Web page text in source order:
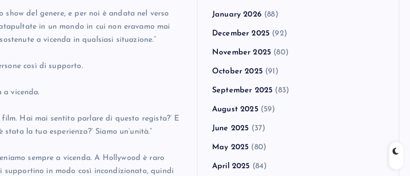
del genere, e per noi è andata nel verso
in un mondo in cui non eravamo mai
a vicenda in qualsiasi situazione.”
così di supporto.
a vicenda.
Hai mai sentito parlare di questo regista?’ E
stata la tua esperienza?’ Siamo un’unità.”
sempre a vicenda. A Hollywood è raro
supportino in modo così incondizionato, quindi
January 2026(88)
December 2025 (92)
November 2025 (80)
October 2025(91)
September 2025 (83)
August 2025(59)
June 2025 (37)
May 2025 (80)
April 2025 (84)